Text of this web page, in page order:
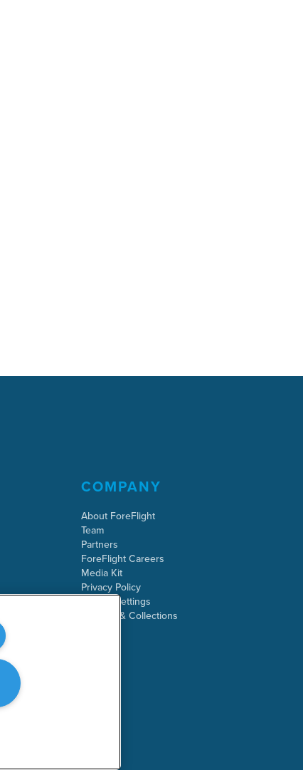
COMPANY
About ForeFlight
Team
Partners
ForeFlight Careers
Media Kit
Privacy Policy
Cookie Settings
Security & Collections